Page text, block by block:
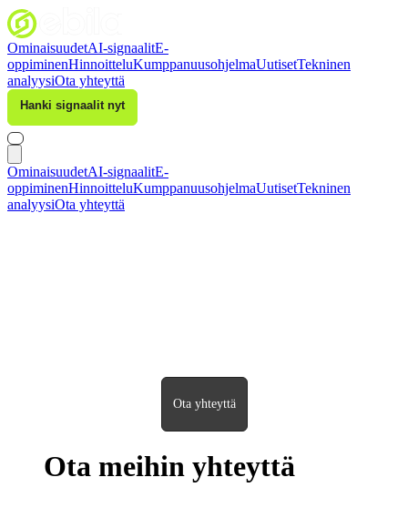
OminaisuudetAI-signaalitE-
oppiminenHinnoitteluKumppanuusohjelmaUutisetTekninen
analyysiOta yhteyttä
Hanki signaalit nyt
OminaisuudetAI-signaalitE-
oppiminenHinnoitteluKumppanuusohjelmaUutisetTekninen
analyysiOta yhteyttä
Ota yhteyttä
Ota meihin yhteyttä